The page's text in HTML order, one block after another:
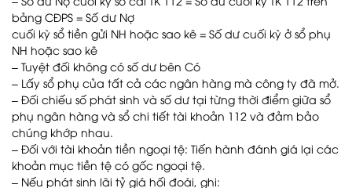
bảng CĐPS = Số dư Nợ
cuối kỳ sổ tiền gửi NH hoặc sao kê = Số dư cuối kỳ ở sổ phụ
NH hoặc sao kê
– Tuyệt đối không có số dư bên Có
– Lấy sổ phụ của tất cả các ngân hàng mà công ty đã mở.
– Đối chiếu số phát sinh và số dư tại từng thời điểm giữa sổ
phụ ngân hàng và sổ chi tiết tài khoản 112 và đảm bảo
chúng khớp nhau.
– Đối với tài khoản tiền ngoại tệ: Tiến hành đánh giá lại các
khoản mục tiền tệ có gốc ngoại tệ.
– Nếu phát sinh lãi tỷ giá hối đoái, ghi: